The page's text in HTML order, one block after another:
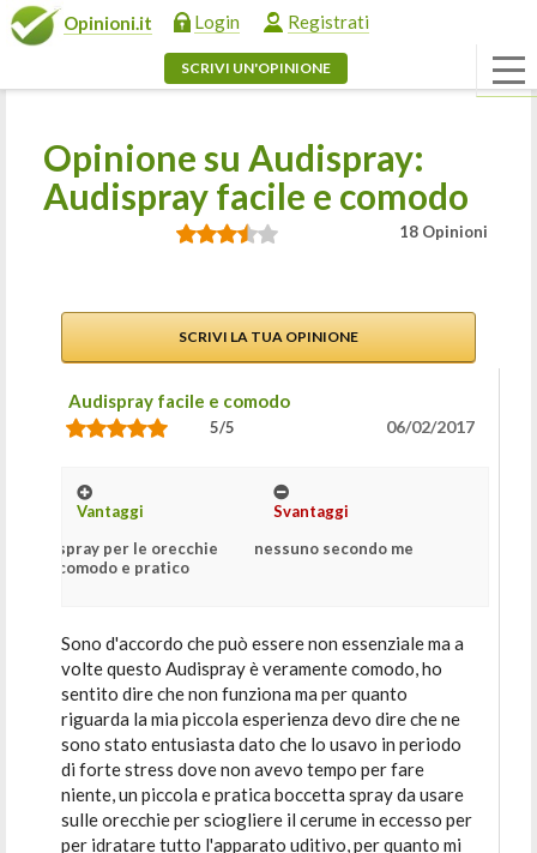
Opinioni.it Login Registrati
SCRIVI UN'OPINIONE
Opinione su Audispray:
Audispray facile e comodo
18 Opinioni
SCRIVI LA TUA OPINIONE
Audispray facile e comodo
5/5 06/02/2017
Vantaggi
spray per le orecchie
comodo e pratico
Svantaggi
nessuno secondo me
Sono d'accordo che può essere non essenziale ma a
volte questo Audispray è veramente comodo, ho
sentito dire che non funziona ma per quanto
riguarda la mia piccola esperienza devo dire che ne
sono stato entusiasta dato che lo usavo in periodo
di forte stress dove non avevo tempo per fare
niente, un piccola e pratica boccetta spray da usare
sulle orecchie per sciogliere il cerume in eccesso per
per idratare tutto l'apparato uditivo, per quanto mi